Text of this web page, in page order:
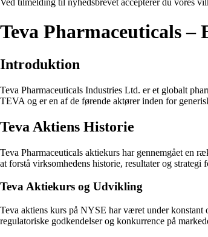
Ved tilmelding til nyhedsbrevet accepterer du vores
Teva Pharmaceuticals –
Introduktion
Teva Pharmaceuticals Industries Ltd. er et globalt
TEVA og er en af de førende aktører inden for
Teva Aktiens Historie
Teva Pharmaceuticals aktiekurs har gennemgået en
at forstå virksomhedens historie, resultater og
Teva Aktiekurs og Udvikling
Teva aktiens kurs på NYSE har været under
regulatoriske godkendelser og konkurrence på